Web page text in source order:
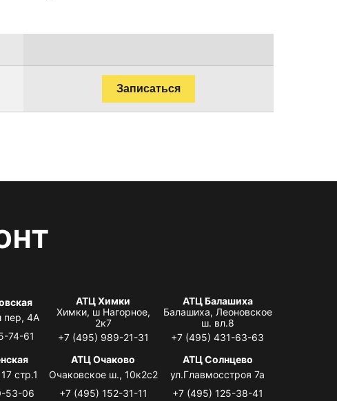
Записаться
пер, 4А
74-61
АТЦ Химки
Химки, ш Нагорное,
2к7
+7 (495) 989-21-31
АТЦ Балашиха
Балашиха, Леоновское
ш. вл.8
+7 (495) 431-63-63
стр.1
53-06
АТЦ Очаково
Очаковское ш., 10к2с2
+7 (495) 152-31-11
АТЦ Солнцево
ул.Главмосстроя 7а
+7 (495) 125-38-41